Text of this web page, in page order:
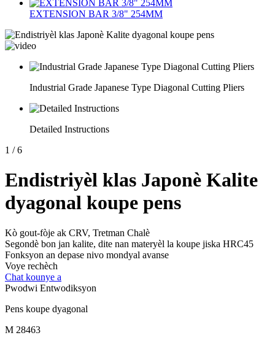
EXTENSION BAR 3/8" 254MM
Industrial Grade Japanese Type Diagonal Cutting Pliers
Detailed Instructions
1 / 6
Endistriyèl klas Japonè Kalite
dyagonal koupe pens
Kò gout-fòje ak CRV, Tretman Chalè
Segondè bon jan kalite, dite nan materyèl la koupe jiska HRC45
Fonksyon an depase nivo mondyal avanse
Voye rechèch
Chat kounye a
Pwodwi Entwodiksyon
Pens koupe dyagonal
M 28463